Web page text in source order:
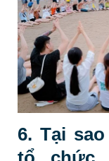
6. Tại